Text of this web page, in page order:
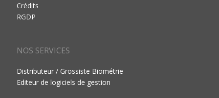
Crédits
RGDP
NOS SERVICES
Distributeur / Grossiste Biométrie
Editeur de logiciels de gestion